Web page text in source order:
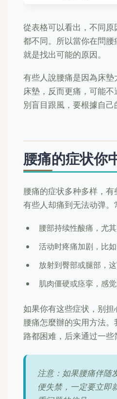
從表格可以看出，不同
都不同。所以當你在問
就是找出可能的原因。
有些人說腰痛是因為床
床墊，反而更痛，可能不
別盲目跟風，要根據自己
腰痛的症状你
腰痛的症状多种多样，有
有些人却痛到无法动弹。
腰部持续性酸痛，尤
活动时疼痛加剧，比
放射到臀部或腿部，
肌肉僵硬或痉挛，感
如果你有这些症状，别
腰痛怎麼辦的实用方法
路都困难，后来通过一些
注意：如果腰痛伴随
便失禁，一定要立即